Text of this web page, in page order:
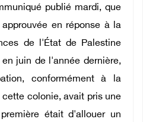
publié mardi, que
en réponse à la
de l'État de Palestine
juin de l'année dernière,
conformément à la
colonie, avait pris une
était d'allouer un